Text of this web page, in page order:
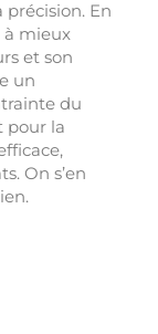
précision. En
à mieux
et son
un
du
pour la
On s’en